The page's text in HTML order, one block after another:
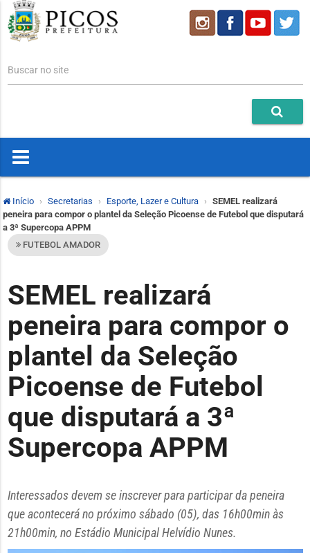
Buscar no site
Início Secretarias Esporte, Lazer e Cultura
SEMEL realizará
peneira para compor o plantel da Seleção Picoense de Futebol que disputará
a 3ª Supercopa APPM
FUTEBOL AMADOR
SEMEL realizará
peneira para compor o
plantel da Seleção
Picoense de Futebol
que disputará a 3ª
Supercopa APPM
Interessados devem se inscrever para participar da peneira
que acontecerá no próximo sábado (05), das 16h00min às
21h00min, no Estádio Municipal Helvídio Nunes.